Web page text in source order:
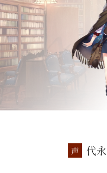
声 代